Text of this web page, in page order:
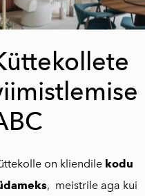
on kliendile kodu
, meistrile aga kui